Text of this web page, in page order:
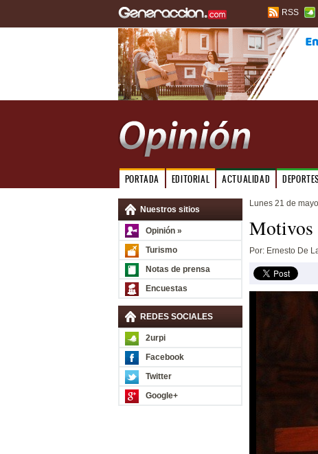
RSS
PORTADA EDITORIAL ACTUALIDAD
Nuestros sitios
Opinión »
Turismo
Notas de prensa
Encuestas
REDES SOCIALES
2urpi
Facebook
Twitter
Google+
Lunes 21 de
Motivos
Por: Ernesto De